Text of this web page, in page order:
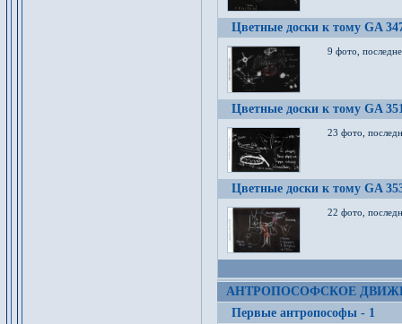
Цветные доски к тому GA
9 фото,
Цветные доски к тому GA
23 фото,
Цветные доски к тому GA
22 фото,
АНТРОПОСОФСКОЕ
Первые антропософы - 1